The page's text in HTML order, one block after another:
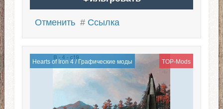
Отменить # Ссылка
Hearts of Iron 4/Графические моды TOP-Mods